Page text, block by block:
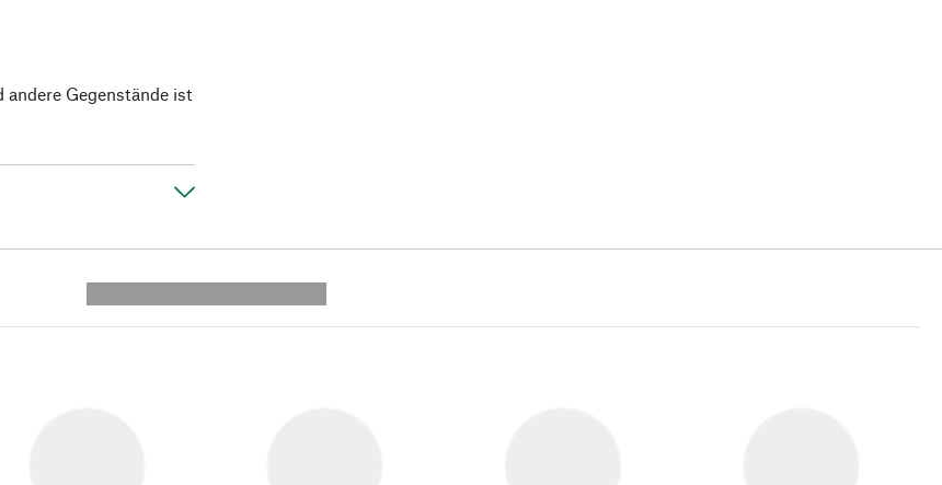
andere Gegenstände ist